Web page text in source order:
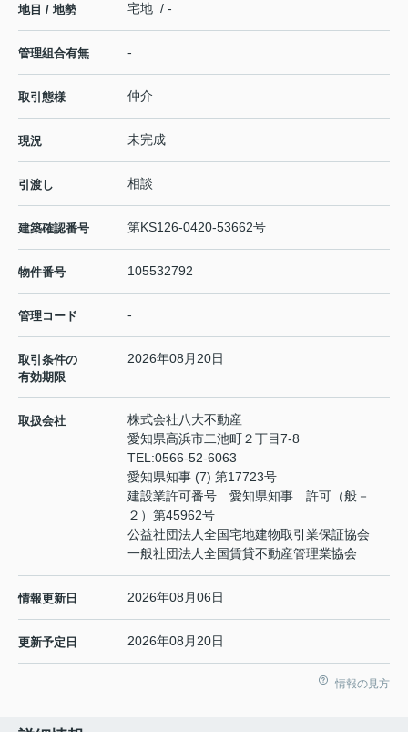
地目 / 地勢 宅地 / -
管理組合有無 -
取引態様 仲介
現況 未完成
引渡し 相談
建築確認番号 第KS126-0420-53662号
物件番号 105532792
管理コード -
取引条件の
有効期限
2026年08月20日
取扱会社
株式会社八大不動産
愛知県高浜市二池町２丁目7-8
TEL:0566-52-6063
愛知県知事 (7) 第17723号
建設業許可番号 愛知県知事 許可（般－
２）第45962号
公益社団法人全国宅地建物取引業保証協会
一般社団法人全国賃貸不動産管理業協会
情報更新日 2026年08月06日
更新予定日 2026年08月20日
情報の見方